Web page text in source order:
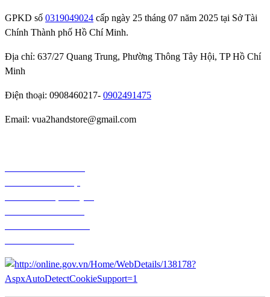
GPKD số 0319049024 cấp ngày 25 tháng 07 năm 2025 tại Sở Tài
Chính Thành phố Hồ Chí Minh.
Địa chỉ: 637/27 Quang Trung, Phường Thông Tây Hội, TP Hồ Chí
Minh
Điện thoại: 0908460217- 0902491475
Email: vua2handstore@gmail.com